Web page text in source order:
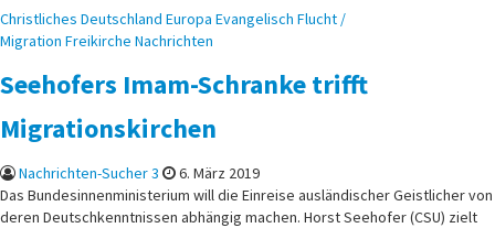
Posted
in
Christliches Deutschland Europa Evangelisch Flucht /
Migration Freikirche Nachrichten
Seehofers Imam-Schranke trifft
Migrationskirchen
Nachrichten-Sucher 3
6. März 2019
Das Bundesinnenministerium will die Einreise ausländischer Geistlicher von
deren Deutschkenntnissen abhängig machen. Horst Seehofer (CSU) zielt